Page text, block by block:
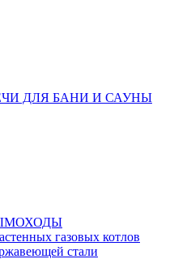
ДЛЯ БАНИ И САУНЫ
газовых котлов
стали